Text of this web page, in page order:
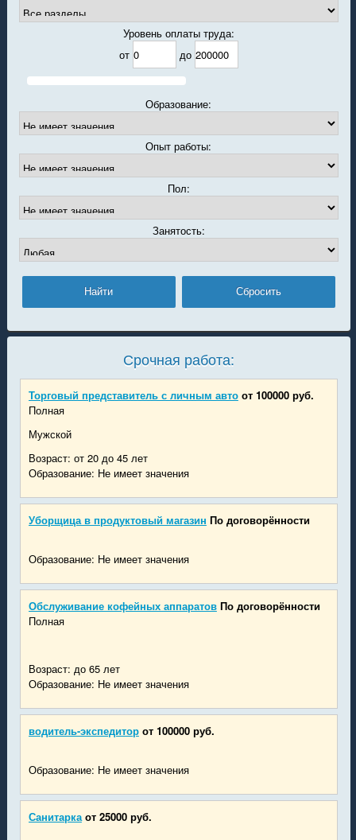
Уровень оплаты труда:
от
до
Образование:
Опыт работы:
Пол:
Занятость:
Срочная работа:
Торговый представитель с личным авто от 100000 руб.
Полная
Мужской
Возраст: от 20 до 45 лет
Образование: Не имеет значения
Уборщица в продуктовый магазин По договорённости
Образование: Не имеет значения
Обслуживание кофейных аппаратов По договорённости
Полная
Возраст: до 65 лет
Образование: Не имеет значения
водитель-экспедитор от 100000 руб.
Образование: Не имеет значения
Санитарка от 25000 руб.